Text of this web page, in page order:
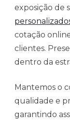
exposição de
cotação
clientes.
dentro da
Mantemos o
qualidade e
garantindo